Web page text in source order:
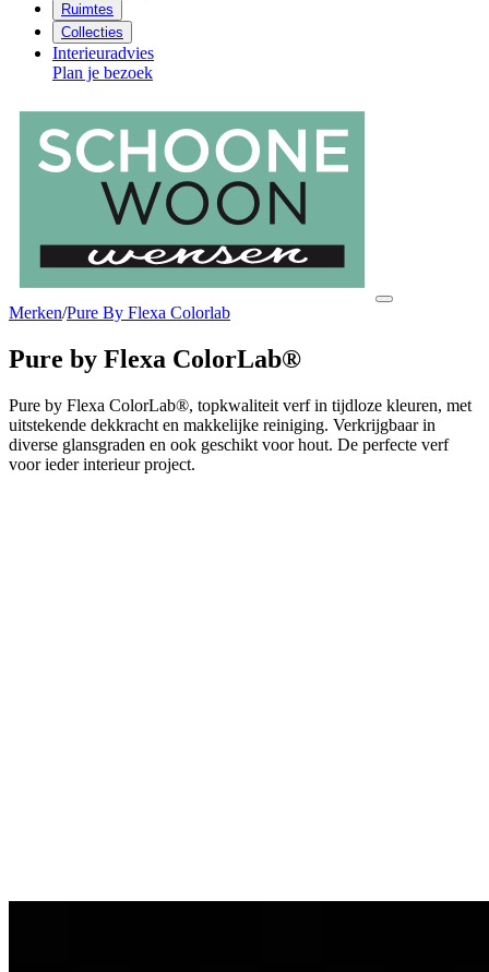
Ruimtes
Collecties
Interieuradvies
Plan je bezoek
Merken/Pure By Flexa Colorlab
Pure by Flexa ColorLab®
Pure by Flexa ColorLab®, topkwaliteit verf in tijdloze kleuren, met
uitstekende dekkracht en makkelijke reiniging. Verkrijgbaar in
diverse glansgraden en ook geschikt voor hout. De perfecte verf
voor ieder interieur project.